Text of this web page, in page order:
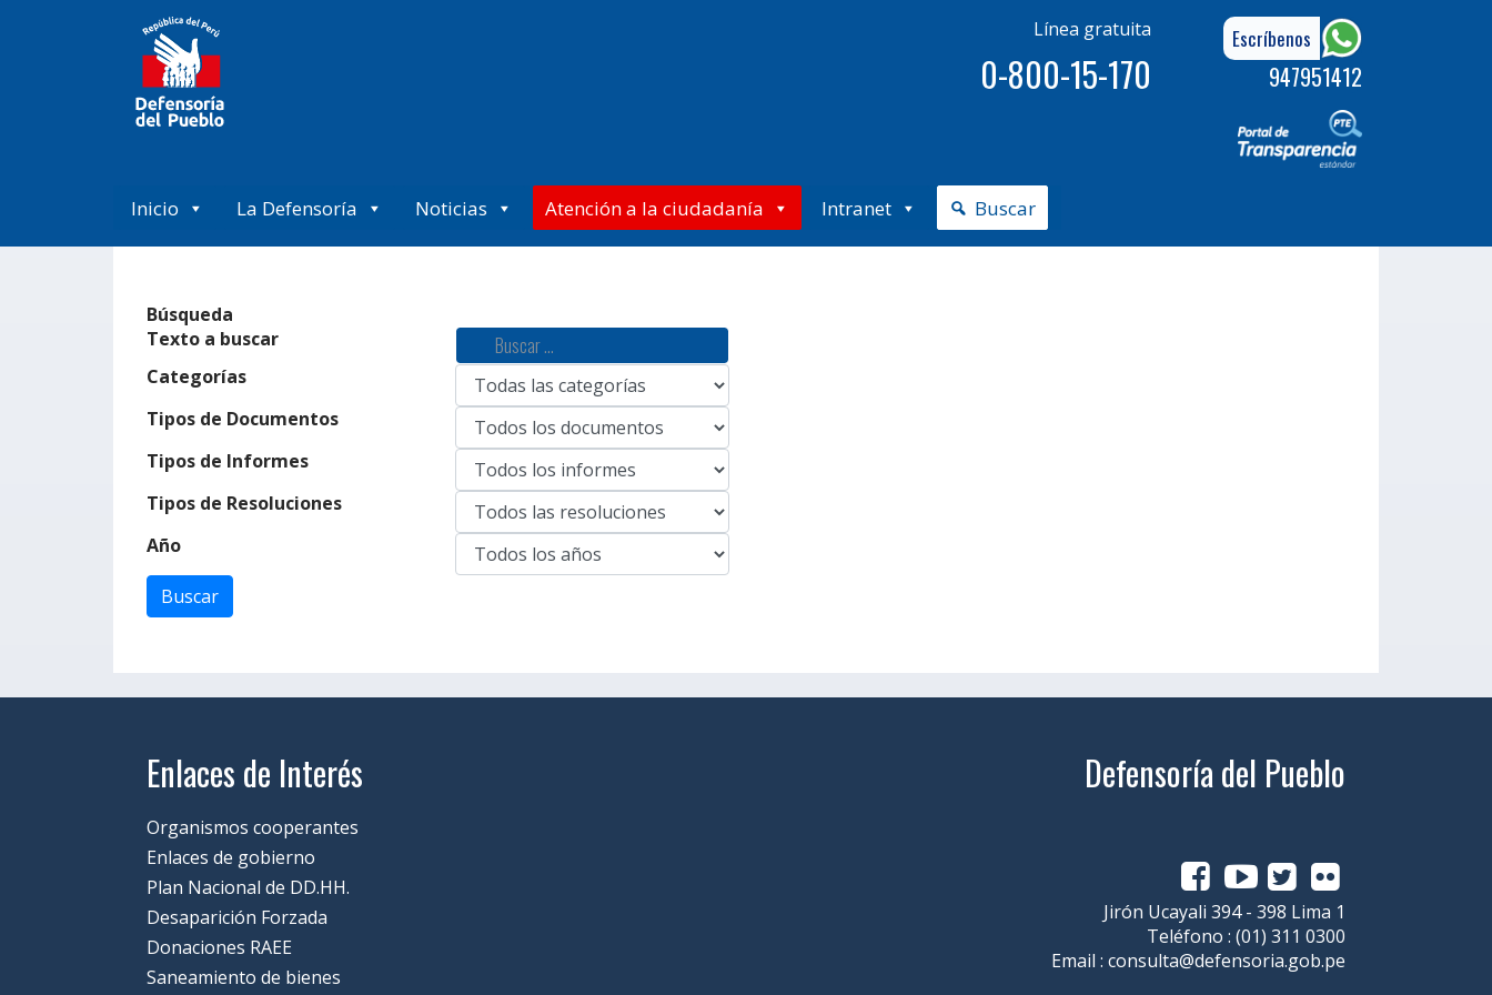
Línea gratuita
0-800-15-170
Escríbenos
947951412
Inicio La Defensoría Noticias Atención a la ciudadanía Intranet Buscar
Búsqueda
Texto a buscar
Categorías
Tipos de Documentos
Tipos de Informes
Tipos de Resoluciones
Año
Enlaces de Interés
Organismos cooperantes
Enlaces de gobierno
Plan Nacional de DD.HH.
Desaparición Forzada
Donaciones RAEE
Saneamiento de bienes
Defensoría del Pueblo
Jirón Ucayali 394 - 398 Lima 1
Teléfono : (01) 311 0300
Email : consulta@defensoria.gob.pe